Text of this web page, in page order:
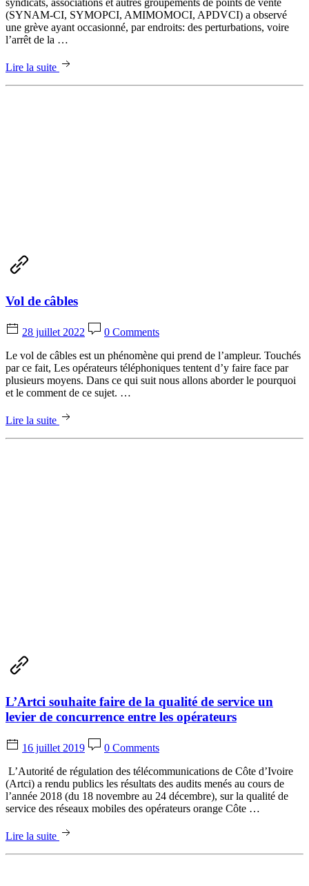
(SYNAM-CI, SYMOPCI, AMIMOMOCI, APDVCI) a observé
une grève ayant occasionné, par endroits: des perturbations, voire
l’arrêt de la …
Lire la suite
Vol de câbles
28 juillet 2022
0 Comments
Le vol de câbles est un phénomène qui prend de l’ampleur. Touchés
par ce fait, Les opérateurs téléphoniques tentent d’y faire face par
plusieurs moyens. Dans ce qui suit nous allons aborder le pourquoi
et le comment de ce sujet. …
Lire la suite
L’Artci souhaite faire de la qualité de service un
levier de concurrence entre les opérateurs
16 juillet 2019
0 Comments
L’Autorité de régulation des télécommunications de Côte d’Ivoire
(Artci) a rendu publics les résultats des audits menés au cours de
l’année 2018 (du 18 novembre au 24 décembre), sur la qualité de
service des réseaux mobiles des opérateurs orange Côte …
Lire la suite